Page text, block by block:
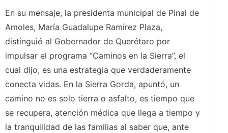
En su mensaje, la presidenta municipal de Pinal de
Amoles, María Guadalupe Ramírez Plaza,
distinguió al Gobernador de Querétaro por
impulsar el programa “Caminos en la Sierra”, el
cual dijo, es una estrategia que verdaderamente
conecta vidas. En la Sierra Gorda, apuntó, un
camino no es solo tierra o asfalto, es tiempo que
se recupera, atención médica que llega a tiempo y
la tranquilidad de las familias al saber que, ante